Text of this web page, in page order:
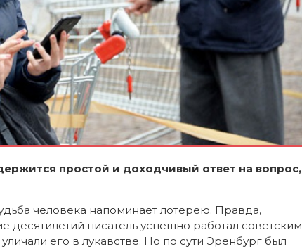
простой и доходчивый ответ на вопрос,
человека напоминает лотерею. Правда,
писатель успешно работал советским
его в лукавстве. Но по сути Эренбург был